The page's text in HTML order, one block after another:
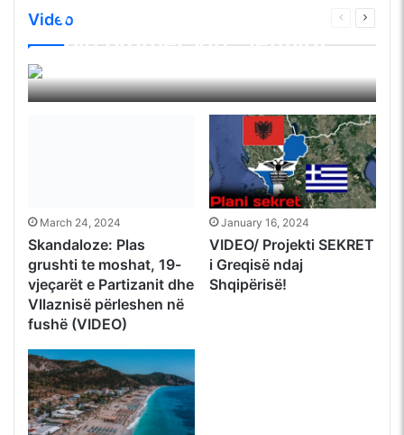
Video
Faqja
VIDEO/ Pas largimit nga
“Big Brother Vip” Jetmirit
sërish produksionin
Skandaloze: Plas
grushti te moshat, 19-
vjeçarët e Partizanit dhe
Vllaznisë përleshen në
fushë (VIDEO)
January 16, 2024
VIDEO/ Projekti SEKRET
i Greqisë ndaj
Shqipërisë!